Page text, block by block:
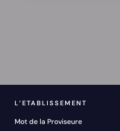
L’ETABLISSEMENT
Mot de la Proviseure